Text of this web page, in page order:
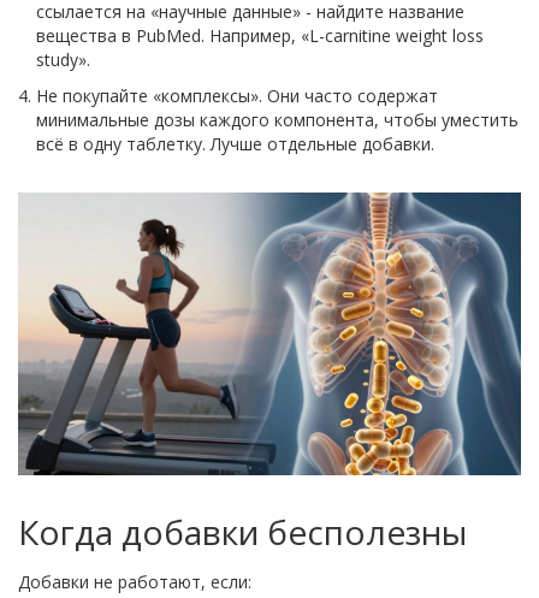
ссылается на «научные данные» - найдите название
вещества в PubMed. Например, «L-carnitine weight loss
study».
Не покупайте «комплексы». Они часто содержат
минимальные дозы каждого компонента, чтобы уместить
всё в одну таблетку. Лучше отдельные добавки.
Когда добавки бесполезны
Добавки не работают, если: